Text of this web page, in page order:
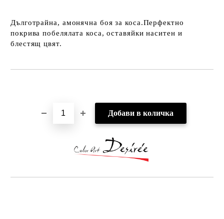
Дълготрайна, амонячна боя за коса.Перфектно
покрива побелялата коса, оставяйки наситен и
блестящ цвят.